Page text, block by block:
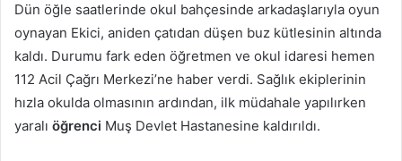
Dün öğle saatlerinde okul bahçesinde arkadaşlarıyla oyun
oynayan Ekici, aniden çatıdan düşen buz kütlesinin altında
kaldı. Durumu fark eden öğretmen ve okul idaresi hemen
112 Acil Çağrı Merkezi’ne haber verdi. Sağlık ekiplerinin
hızla okulda olmasının ardından, ilk müdahale yapılırken
yaralı öğrenci Muş Devlet Hastanesine kaldırıldı.